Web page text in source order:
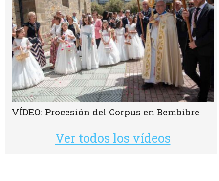
VÍDEO: Procesión del Corpus en Bembibre
Ver todos los vídeos